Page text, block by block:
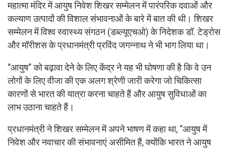
महात्मा मंदिर में आयुष निवेश शिखर सम्मेलन में पारंपरिक दवाओं और
कल्याण उत्पादों की विशाल संभावनाओं के बारे में बात की थी। शिखर
सम्मेलन में विश्व स्वास्थ्य संगठन (डब्ल्यूएचओ) के निदेशक डॉ. टेड्रोस
और मॉरीशस के प्रधानमंत्री प्रविंद जगन्नाथ ने भी भाग लिया था।
“आयुष” को बढ़ावा देने के लिए केंद्र ने यह भी घोषणा की है कि वे उन
लोगों के लिए वीजा की एक अलग श्रेणी जारी करेगा जो चिकित्सा
कारणों से भारत की यात्रा करना चाहते हैं और आयुष सुविधाओं का
लाभ उठाना चाहते हैं।
प्रधानमंत्री ने शिखर सम्मेलन में अपने भाषण में कहा था, “आयुष में
निवेश और नवाचार की संभावनाएं असीमित हैं, क्योंकि भारत ने आयुष